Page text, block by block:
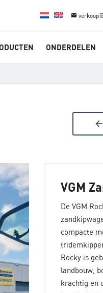
email
ONDERDELEN
arrow_back
VGM
De VGM
compacte
Rocky is
landbouw,
krachtig en